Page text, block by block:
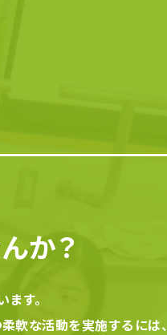
か？
す。
軟な活動を実施するには、